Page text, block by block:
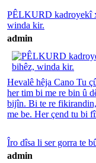
PÊLKURD kadroyekî
winda kir.
admin
Hevalê hêja Cano Tu
her tim bi me re bin û
bijîn. Bi te re
me be. Her çend tu bi
Îro dîsa li ser gorra te
admin